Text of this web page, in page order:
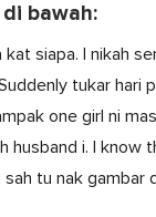
bawah:
siapa. I nikah
tukar hari
one girl ni
husband i. I know
sah tu nak gambar